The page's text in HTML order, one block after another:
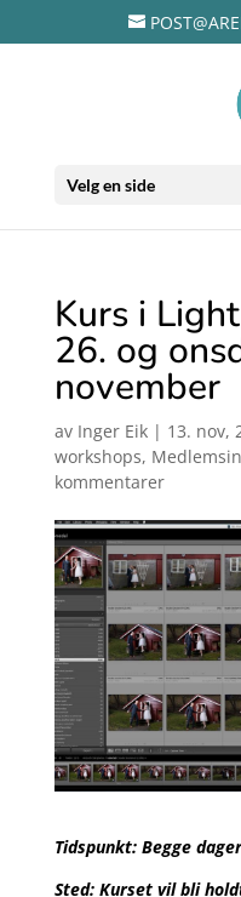
Velg en side
Kurs i
26. og
november
av Inger Eik| 13. nov,
workshops,
kommentarer
Tidspunkt: Begge
Sted: Kurset vil bli